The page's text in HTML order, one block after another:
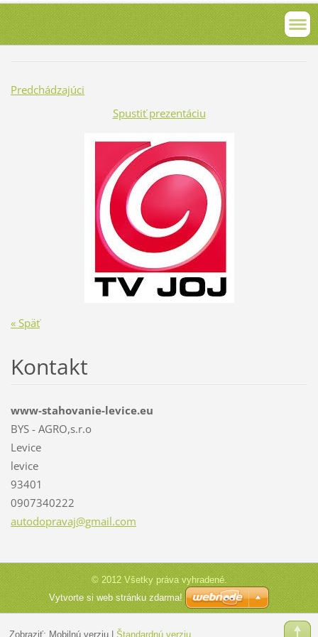
Predchádzajúci
Spustiť prezentáciu
« Späť
Kontakt
www-stahovanie-levice.eu
BYS - AGRO,s.r.o
Levice
levice
93401
0907340222
autodopravaj@gmail.com
© 2012 Všetky práva vyhradené.
Vytvorte si web stránku zdarma!
Zobraziť: Mobilnú verziu| Štandardnú verziu